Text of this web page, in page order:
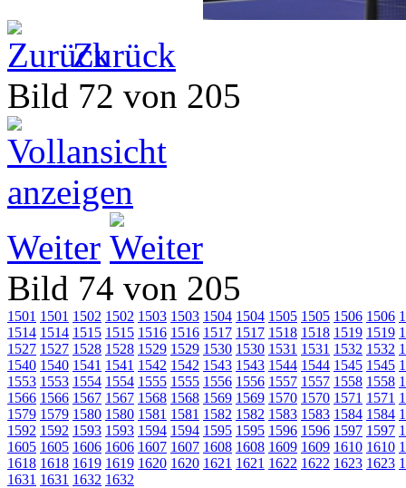
Zurück
Bild 72 von 205
Weiter
Bild 74 von 205
1501 1501 1502 1502 1503 1503 1504 1504 1505 1505 1506 1506
1514 1514 1515 1515 1516 1516 1517 1517 1518 1518 1519 1519
1527 1527 1528 1528 1529 1529 1530 1530 1531 1531 1532 1532
1540 1540 1541 1541 1542 1542 1543 1543 1544 1544 1545 1545
1553 1553 1554 1554 1555 1555 1556 1556 1557 1557 1558 1558
1566 1566 1567 1567 1568 1568 1569 1569 1570 1570 1571 1571
1579 1579 1580 1580 1581 1581 1582 1582 1583 1583 1584 1584
1592 1592 1593 1593 1594 1594 1595 1595 1596 1596 1597 1597
1605 1605 1606 1606 1607 1607 1608 1608 1609 1609 1610 1610
1618 1618 1619 1619 1620 1620 1621 1621 1622 1622 1623 1623
1631 1631 1632 1632